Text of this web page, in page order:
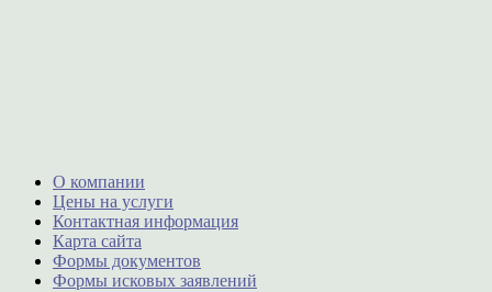
О компании
Цены на услуги
Контактная информация
Карта сайта
Формы документов
Формы исковых заявлений